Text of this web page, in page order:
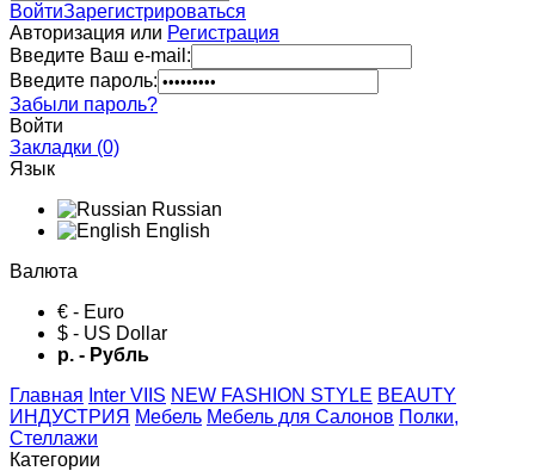
ВойтиЗарегистрироваться
Авторизация или Регистрация
Введите Ваш e-mail:
Введите пароль:
Забыли пароль?
Войти
Закладки (0)
Язык
Russian
English
Валюта
€ - Euro
$ - US Dollar
р. - Рубль
Главная Inter VIIS NEW FASHION STYLE BЕАUTY
ИНДУСТРИЯ Мебель Мебель для Салонов Полки,
Стеллажи
Категории